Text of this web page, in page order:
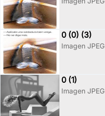
0 (0) (3)
Imagen JPEG
0 (1)
Imagen JPEG